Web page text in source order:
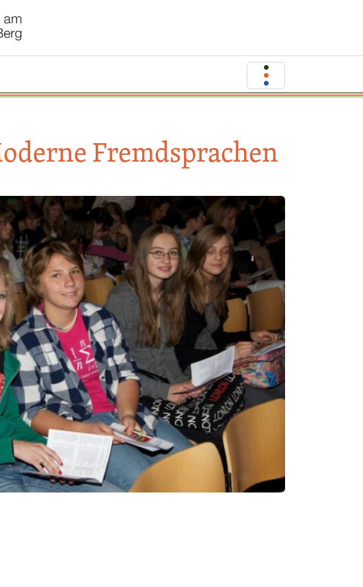
Fremdsprachen